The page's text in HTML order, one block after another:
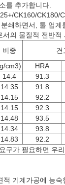
를 추가합니다.
CK160/
쇄하면서, 툴 업계
의 물질적 전반적
비중 견
cm3) HRA
14.4 91.3
14.35 91.8
14.15 92.2
14.15 92.3
14.48 93.5
14.34 93.8
14.83 92.2
구가 필요하면 우
기계가공에 능숙